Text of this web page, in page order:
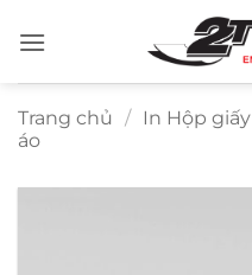
qua
Trang chủ / In Hộp giấy
áo